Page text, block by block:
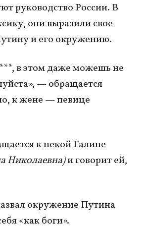
руководство России. В
они выразили свое
и его окружению.
в этом даже можешь не
— обращается
к жене — певице
к некой Галине
Николаевна)и говорит ей,
окружение Путина
«как боги».